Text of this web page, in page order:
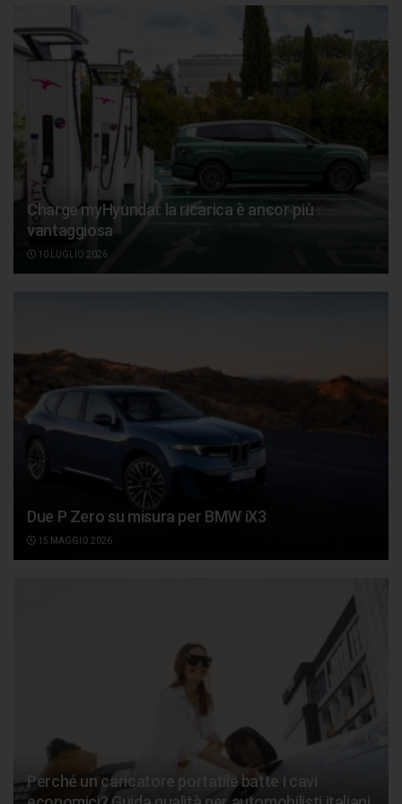
Charge myHyundai: la ricarica è ancor più
vantaggiosa
10 LUGLIO 2026
Due P Zero su misura per BMW iX3
15 MAGGIO 2026
Perché un caricatore portatile batte i cavi